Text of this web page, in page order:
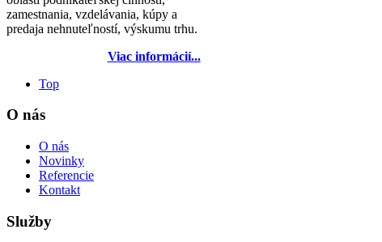
zamestnania, vzdelávania, kúpy a
predaja nehnuteľností, výskumu trhu.
Viac informácií...
Top
O nás
O nás
Novinky
Referencie
Kontakt
Služby